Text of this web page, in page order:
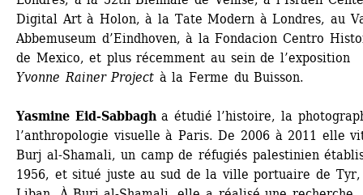
Digital Art à Holon, à la Tate Modern à Londres, au
Abbemuseum d’Eindhoven, à la Fondacion Centro
de Mexico, et plus récemment au sein de l’exposition
Yvonne Rainer Project à la Ferme du Buisson.
Yasmine Eid-Sabbagh a étudié l’histoire, la
l’anthropologie visuelle à Paris. De 2006 à 2011 elle
Burj al-Shamali, un camp de réfugiés palestinien
1956, et situé juste au sud de la ville portuaire de Tyr,